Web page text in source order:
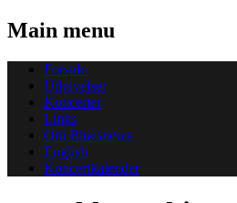
Main menu
Skip
content
Forside
Udgivelser
Koncerter
Links
Om Bluesnews
English
Koncertkalender